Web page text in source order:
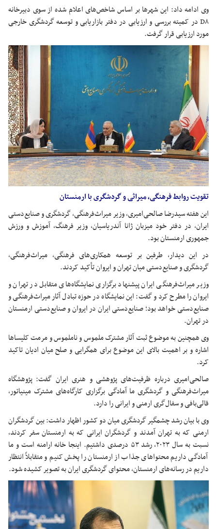
وی ادامه داد: این شهرها بر اساس شاخص‌های اعلام شده از سوی دبیرخانه
D۸ در کمیته بررسی و ارزیابی در دفتر بازاریابی و توسعه گردشگری خارجی
مورد ارزیابی قرار گرفت.
تقویت روابط فرهنگی، میراثی و گردشگری با ارمنستان
این هفته سیدرضا صالحی‌امیری، وزیر میراث‌فرهنگی، گردشگری و صنایع‌دستی
ایران، در دفتر خود میزبان ژانا آندریاسیان، وزیر فرهنگ، آموزش و ورزش
جمهوری ارمنستان بود.
در این دیدار، طرفین بر توسعه همکاری‌های فرهنگی، میراث‌فرهنگی،
گردشگری و صنایع‌دستی میان تهران و ایروان تأکید کردند.
وزیر میراث‌فرهنگی ایران پیشنهاد برگزاری نمایشگاه‌های متقابل در تهران و
ایروان را مطرح کرد و گفت: این نمایشگاه در حوزه تبادل آثار میراث‌فرهنگی و
صنایع‌دستی خواهد بود؛ صنایع‌دستی ایران در ایروان و صنایع‌دستی ارمنستان
در تهران.
وی همچنین به موضوع ثبت آثار مشترک ملموس و ناملموس و مرمت کلیساها
اشاره و بر اهمیت بالای این موضوع برای همگرایی و صلح میان ادیان تاکید
کرد.
صالحی‌امیری درباره ظرفیت‌های پژوهشی و هنری ایران گفت: پژوهشگاه
میراث‌فرهنگی و گردشگری ما آمادگی برگزاری کارگاه‌های مشترک مینیاتور،
قالی‌بافی و سفال‌گری ارمنی و ایرانی را دارد.
وی با بیان رشد چشمگیر گردشگری میان دو کشور اظهار داشت: بین گردشگران
ارمنی که به تهران آمدند و گردشگران ایرانی که به ارمنستان سفر کردند،
نسبت به سال ۲۰۲۳، رشد ۵۳ درصدی داشتیم. اینجا خانه ارامنه است و ما
آمادگی داریم محتواهای جذاب از ارمنستان را پخش کنیم و متقابلاً انتظار
داریم در رسانه‌های ارمنستان، محتوای گردشگری ایران به تصویر کشیده شود.